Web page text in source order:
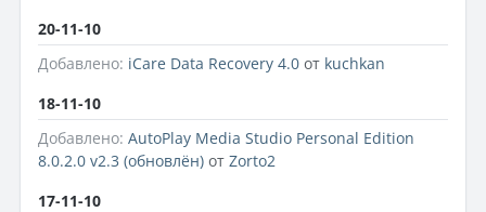
20-11-10
Добавлено: iCare Data Recovery 4.0 от kuchkan
18-11-10
Добавлено: AutoPlay Media Studio Personal Edition
8.0.2.0 v2.3 (обновлён) от Zorto2
17-11-10